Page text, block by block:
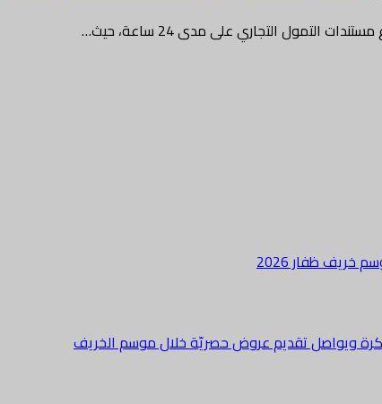
التجاري على مدى 24 ساعة، حيث…
خريف ظفار 2026
ويواصل تقديم عروض حصريّة خلال موسم الخريف